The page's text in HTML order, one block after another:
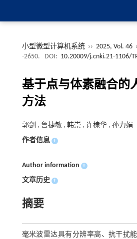
小型微型计算机系统 ›› 2025, Vol. 46
-2650.
DOI: 10.20009/j.cnki.21-1106/
基于点与体素融合的
方法
郭剑 , 鲁捷敏 , 韩崇 , 许棣华 , 孙力娟
作者信息 +
Author information +
文章历史 +
摘要
毫米波雷达具有分辨率高、抗干扰